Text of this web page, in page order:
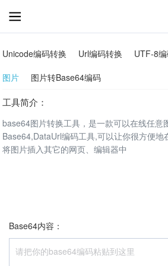
Unicode编码转换 Url编码转换 UTF-8
图片
图片转Base64编码
工具简介：
base64图片转换工具，是一款可以在线任意
Base64,DataUrl编码工具,可以让你很方便地
将图片插入其它的网页、编辑器中
Base64内容：